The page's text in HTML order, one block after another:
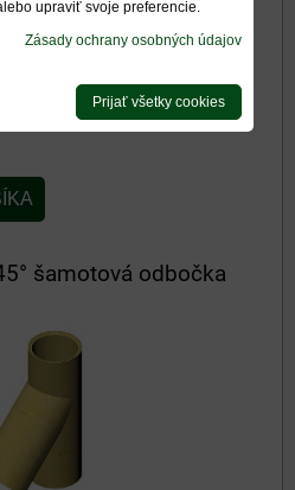
šamotová odbočka
upraviť svoje preferencie.
Zásady ochrany osobných údajov
Prijať všetky cookies